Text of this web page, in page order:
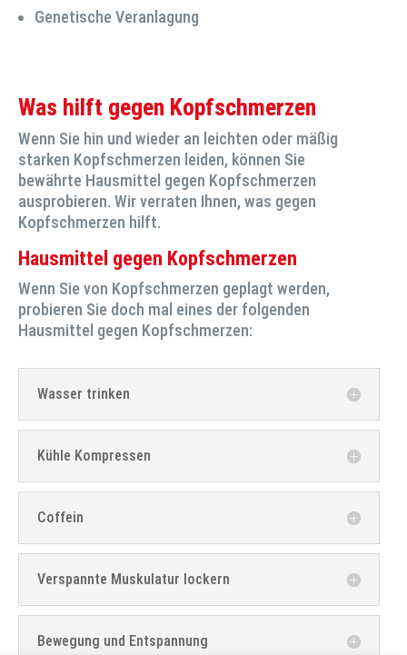
Genetische Veranlagung
Was hilft gegen Kopfschmerzen
Wenn Sie hin und wieder an leichten oder mäßig
starken Kopfschmerzen leiden, können Sie
bewährte Hausmittel gegen Kopfschmerzen
ausprobieren. Wir verraten Ihnen, was gegen
Kopfschmerzen hilft.
Hausmittel gegen Kopfschmerzen
Wenn Sie von Kopfschmerzen geplagt werden,
probieren Sie doch mal eines der folgenden
Hausmittel gegen Kopfschmerzen:
Wasser trinken
Kühle Kompressen
Coffein
Verspannte Muskulatur lockern
Bewegung und Entspannung